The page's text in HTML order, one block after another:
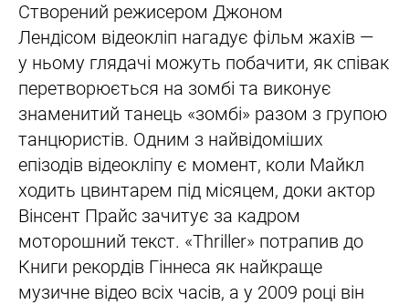
Створений режисером Джоном
Лендісом відеокліп нагадує фільм жахів —
у ньому глядачі можуть побачити, як співак
перетворюється на зомбі та виконує
знаменитий танець «зомбі» разом з групою
танцюристів. Одним з найвідоміших
епізодів відеокліпу є момент, коли Майкл
ходить цвинтарем під місяцем, доки актор
Вінсент Прайс зачитує за кадром
моторошний текст. «Thriller» потрапив до
Книги рекордів Гіннеса як найкраще
музичне відео всіх часів, а у 2009 році він